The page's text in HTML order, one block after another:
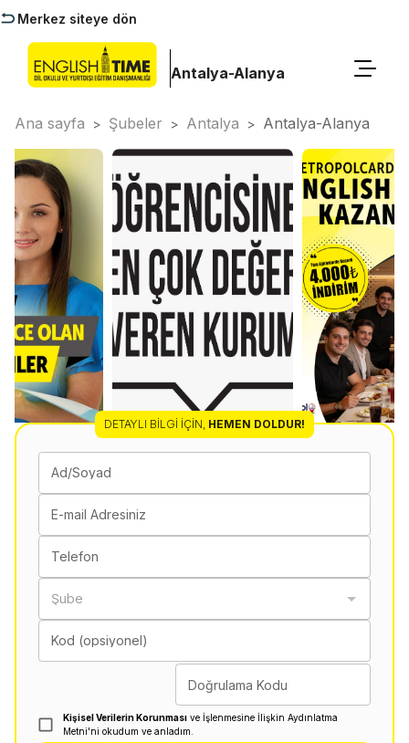
Merkez siteye dön
Antalya-Alanya
Ana sayfa > Şubeler > Antalya > Antalya-Alanya
DETAYLI BILGI İÇIN, HEMEN DOLDUR!
Ad/Soyad
E-mail Adresiniz
Telefon
Şube
Kod (opsiyonel)
Doğrulama Kodu
Kişisel Verilerin Korunması ve İşlenmesine İlişkin Aydınlatma
Metni'ni okudum ve anladım.